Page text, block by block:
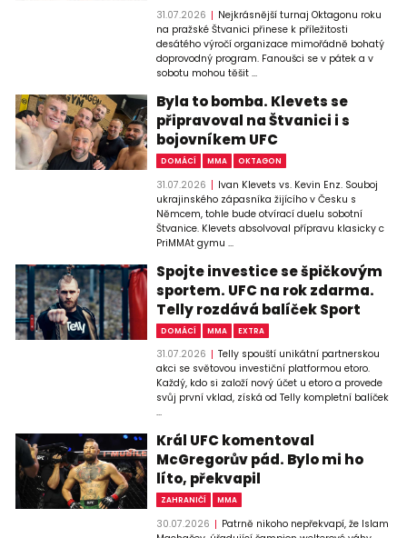
31.07.2026
Nejkrásnější turnaj Oktagonu roku
na pražské Štvanici přinese k příležitosti
desátého výročí organizace mimořádně bohatý
doprovodný program. Fanoušci se v pátek a v
sobotu mohou těšit ...
Byla to bomba. Klevets se
připravoval na Štvanici i s
bojovníkem UFC
DOMÁCÍ MMA OKTAGON
31.07.2026
Ivan Klevets vs. Kevin Enz. Souboj
ukrajinského zápasníka žijícího v Česku s
Němcem, tohle bude otvírací duelu sobotní
Štvanice. Klevets absolvoval přípravu klasicky c
PriMMAt gymu ...
Spojte investice se špičkovým
sportem. UFC na rok zdarma.
Telly rozdává balíček Sport
DOMÁCÍ MMA EXTRA
31.07.2026
Telly spouští unikátní partnerskou
akci se světovou investiční platformou etoro.
Každý, kdo si založí nový účet u etoro a provede
svůj první vklad, získá od Telly kompletní balíček
...
Král UFC komentoval
McGregorův pád. Bylo mi ho
líto, překvapil
ZAHRANIČÍ MMA
30.07.2026
Patrně nikoho nepřekvapí, že Islam